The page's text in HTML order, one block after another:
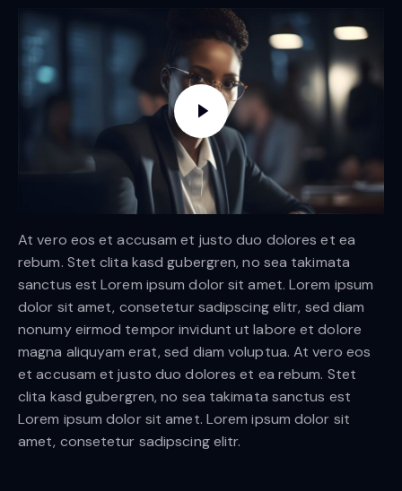
At vero eos et accusam et justo duo dolores et ea
rebum. Stet clita kasd gubergren, no sea takimata
sanctus est Lorem ipsum dolor sit amet. Lorem ipsum
dolor sit amet, consetetur sadipscing elitr, sed diam
nonumy eirmod tempor invidunt ut labore et dolore
magna aliquyam erat, sed diam voluptua. At vero eos
et accusam et justo duo dolores et ea rebum. Stet
clita kasd gubergren, no sea takimata sanctus est
Lorem ipsum dolor sit amet. Lorem ipsum dolor sit
amet, consetetur sadipscing elitr.